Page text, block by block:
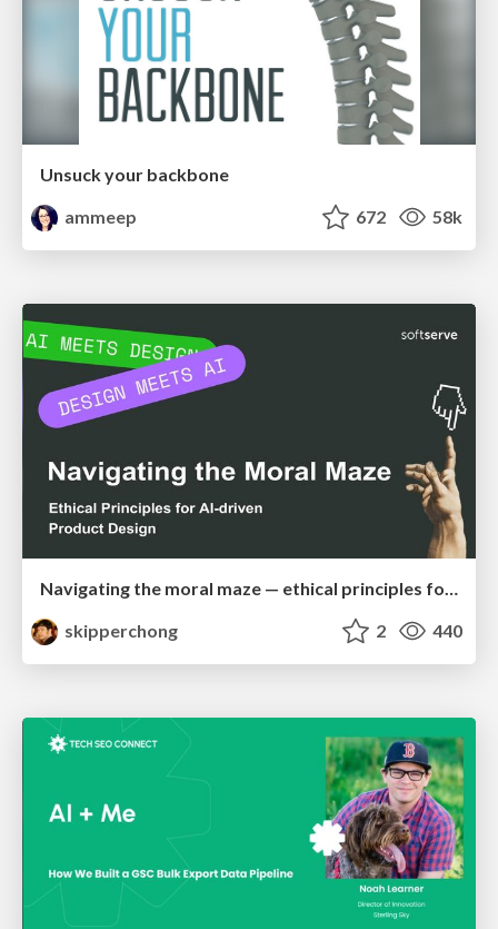
Unsuck your backbone
ammeep
672 58k
Navigating the moral maze — ethical principles for Al-driven product design
skipperchong
2 440